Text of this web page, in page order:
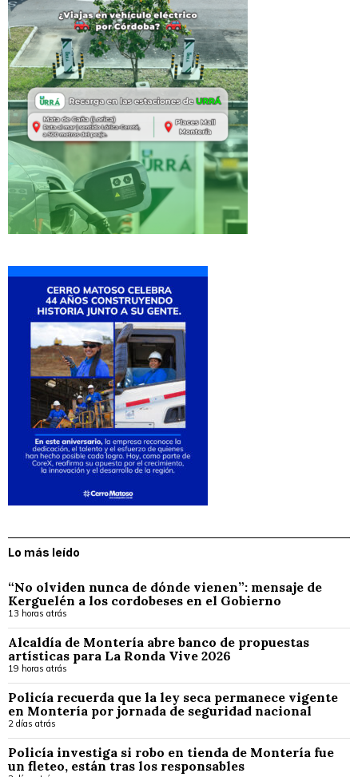
Lo más leído
“No olviden nunca de dónde vienen”: mensaje de
Kerguelén a los cordobeses en el Gobierno
13 horas atrás
Alcaldía de Montería abre banco de propuestas
artísticas para La Ronda Vive 2026
19 horas atrás
Policía recuerda que la ley seca permanece vigente
en Montería por jornada de seguridad nacional
2 días atrás
Policía investiga si robo en tienda de Montería fue
un fleteo, están tras los responsables